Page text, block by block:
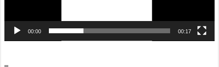
00:00 00:17